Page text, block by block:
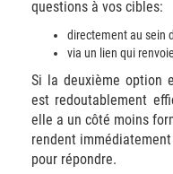
questions à vos cibles:
directement au sein
via un lien qui
Si la deuxième option
est redoutablement
elle a un côté moins
rendent
pour répondre.